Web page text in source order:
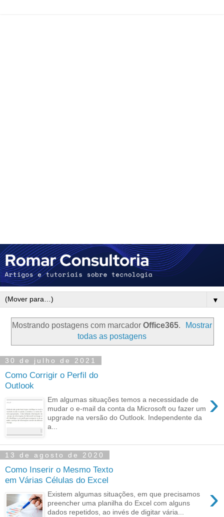
▼
Mostrando postagens com marcador Office365.
Mostrar
todas as postagens
30 de julho de 2021
Como Corrigir o Perfil do
Outlook
›
Em algumas situações temos a necessidade de
mudar o e-mail da conta da Microsoft ou fazer um
upgrade na versão do Outlook. Independente da
a...
13 de agosto de 2020
Como Inserir o Mesmo Texto
em Várias Células do Excel
›
Existem algumas situações, em que precisamos
preencher uma planilha do Excel com alguns
dados repetidos, ao invés de digitar vária...